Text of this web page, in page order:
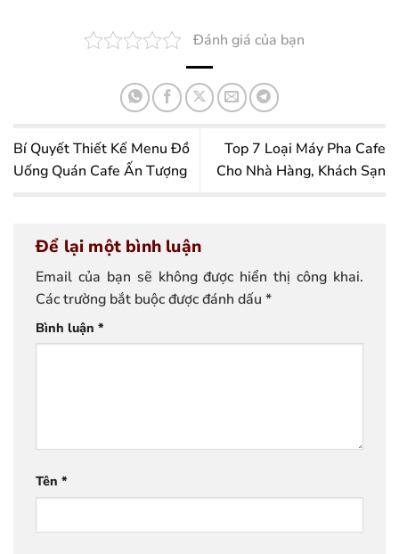
Đánh giá của bạn
Bí Quyết Thiết Kế Menu Đồ
Uống Quán Cafe Ấn Tượng
Top 7 Loại Máy Pha Cafe
Cho Nhà Hàng, Khách Sạn
Để lại một bình luận
Email của bạn sẽ không được hiển thị công khai.
Các trường bắt buộc được đánh dấu *
Bình luận *
Tên *